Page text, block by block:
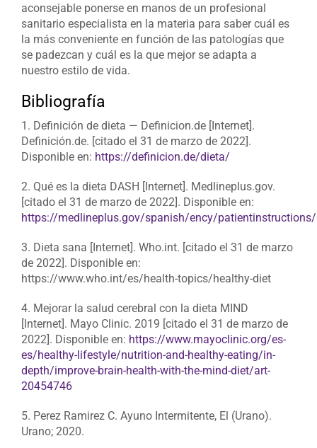
aconsejable ponerse en manos de un profesional
sanitario especialista en la materia para saber cuál es
la más conveniente en función de las patologías que
se padezcan y cuál es la que mejor se adapta a
nuestro estilo de vida.
Bibliografía
1. Definición de dieta — Definicion.de [Internet].
Definición.de. [citado el 31 de marzo de 2022].
Disponible en: https://definicion.de/dieta/
2. Qué es la dieta DASH [Internet]. Medlineplus.gov.
[citado el 31 de marzo de 2022]. Disponible en:
https://medlineplus.gov/spanish/ency/
3. Dieta sana [Internet]. Who.int. [citado el 31 de marzo
de 2022]. Disponible en:
https://www.who.int/es/health-topics/healthy-diet
4. Mejorar la salud cerebral con la dieta MIND
[Internet]. Mayo Clinic. 2019 [citado el 31 de marzo de
2022]. Disponible en: https://www.mayoclinic.org/es-
es/healthy-lifestyle/nutrition-and-healthy-eating/in-
depth/improve-brain-health-with-the-mind-diet/art-
20454746
5. Perez Ramirez C. Ayuno Intermitente, El (Urano).
Urano; 2020.